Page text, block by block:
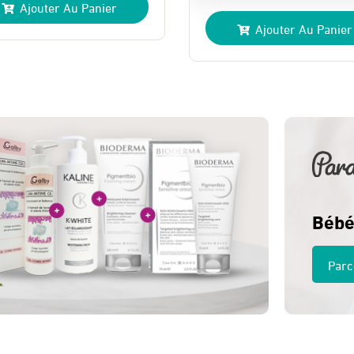
:
Ajouter Au Panier
prix
initial
était :
prix
actuel
est :
Ajouter Au Panier